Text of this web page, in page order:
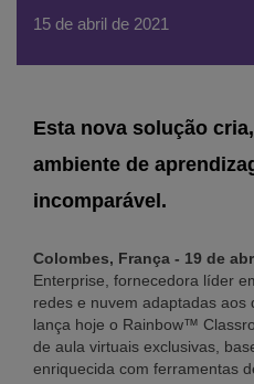
15 de abril de 2021
Esta nova solução
ambiente de
incomparável.
Colombes, França - 19 de
Enterprise, fornecedora líder
redes e nuvem adaptadas aos
lança hoje o Rainbow™
de aula virtuais exclusivas,
enriquecida com ferramentas